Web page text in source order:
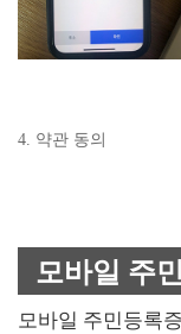
4. 약관 동의
모바일 주
모바일 주민등록